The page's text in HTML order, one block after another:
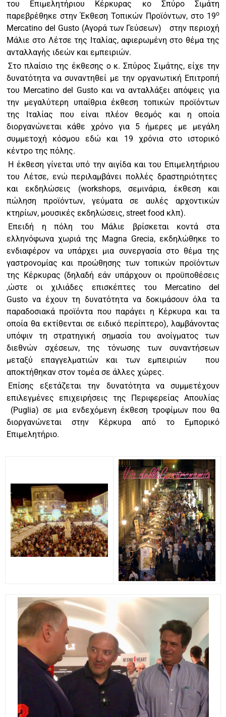
του Επιμελητήριου Κέρκυρας κο Σπύρο Σιμάτη
παρεβρέθηκε στην Έκθεση Τοπικών Προϊόντων, στο 19ο
Mercatino del Gusto (Αγορά των Γεύσεων)
στην περιοχή
Μάλιε στο Λέτσε της Ιταλίας, αφιερωμένη στο θέμα της
ανταλλαγής ιδεών και εμπειριών.
Στο πλαίσιο της έκθεσης ο κ. Σπύρος Σιμάτης, είχε την
δυνατότητα να συναντηθεί με την οργανωτική Επιτροπή
του Mercatino del Gusto και να ανταλλάξει απόψεις για
την μεγαλύτερη υπαίθρια έκθεση τοπικών προϊόντων
της Ιταλίας που είναι πλέον θεσμός και η οποία
διοργανώνεται κάθε χρόνο για 5 ήμερες με μεγάλη
συμμετοχή κόσμου εδώ και 19 χρόνια στο ιστορικό
κέντρο της πόλης.
Η έκθεση γίνεται υπό την αιγίδα και του Επιμελητήριου
του Λέτσε, ενώ περιλαμβάνει πολλές δραστηριότητες
και εκδηλώσεις (workshops, σεμινάρια, έκθεση και
πώληση προϊόντων, γεύματα σε αυλές αρχοντικών
κτηρίων, μουσικές εκδηλώσεις, street food κλπ).
Επειδή η πόλη του Μάλιε βρίσκεται κοντά στα
ελληνόφωνα χωριά της Magna Grecia, εκδηλώθηκε το
ενδιαφέρον να υπάρχει μια συνεργασία στο θέμα της
γαστρονομίας και προώθησης των τοπικών προϊόντων
της Κέρκυρας (δηλαδή εάν υπάρχουν οι προϋποθέσεις
,ώστε οι χιλιάδες επισκέπτες του Mercatino del
Gusto να έχουν τη δυνατότητα να δοκιμάσουν όλα τα
παραδοσιακά προϊόντα που παράγει η Κέρκυρα και τα
οποία θα εκτίθενται σε ειδικό περίπτερο), λαμβάνοντας
υπόψιν τη στρατηγική σημασία του ανοίγματος των
διεθνών σχέσεων, της τόνωσης των συναντήσεων
μεταξύ επαγγελματιών και των εμπειριών
που
αποκτήθηκαν στον τομέα σε άλλες χώρες.
Επίσης εξετάζεται την δυνατότητα να συμμετέχουν
επιλεγμένες επιχειρήσεις της Περιφερείας Απουλίας
(Puglia) σε μια ενδεχόμενη έκθεση τροφίμων που θα
διοργανώνεται στην Κέρκυρα από το Εμπορικό
Επιμελητήριο.